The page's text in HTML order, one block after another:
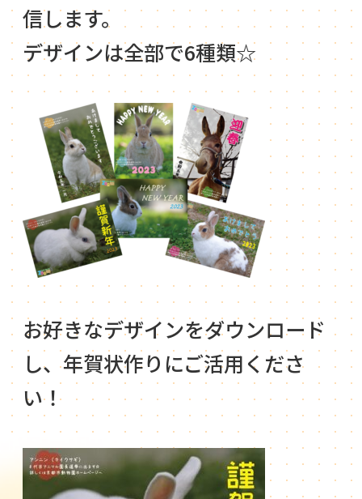
信します。
デザインは全部で6種類☆
お好きなデザインをダウンロード
し、年賀状作りにご活用くださ
い！